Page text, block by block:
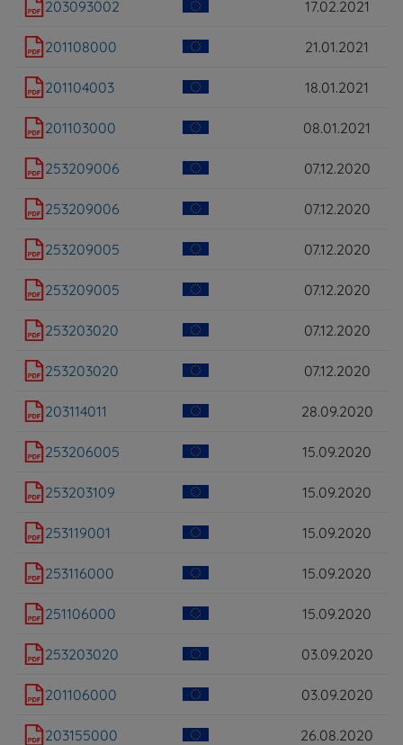
203093002 17.02.2021
201108000 21.01.2021
201104003 18.01.2021
201103000 08.01.2021
253209006 07.12.2020
253209006 07.12.2020
253209005 07.12.2020
253209005 07.12.2020
253203020 07.12.2020
253203020 07.12.2020
203114011 28.09.2020
253206005 15.09.2020
253203109 15.09.2020
253119001 15.09.2020
253116000 15.09.2020
251106000 15.09.2020
253203020 03.09.2020
201106000 03.09.2020
203155000 26.08.2020